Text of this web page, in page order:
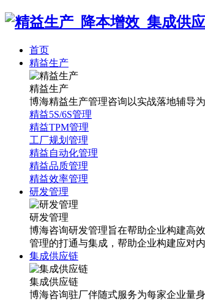
首页
精益生产
精益生产
博海精益生产管理咨询以实战落地辅导
精益5S/6S管理
精益TPM管理
工厂规划管理
精益自动化管理
精益品质管理
精益效率管理
研发管理
研发管理
博海咨询研发管理旨在帮助企业构建高
管理的打通与集成，帮助企业构建应对
集成供应链
集成供应链
博海咨询驻厂伴随式服务为每家企业量